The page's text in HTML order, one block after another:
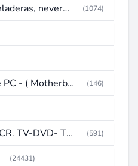
Refrigeración (heladeras, neveras, congeladores) (1074)
Tarjeta madre de PC - ( Motherboard ) (146)
Televideo (TV-VCR. TV-DVD- TV-DVD-VCR) (591)
(24431)